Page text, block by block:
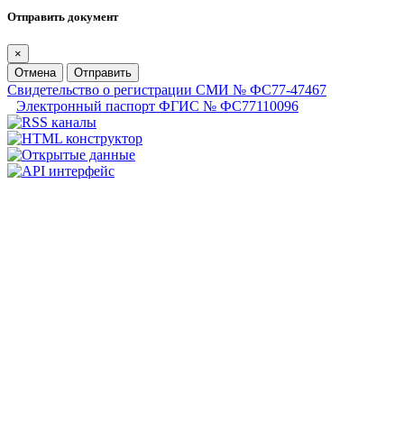
Отправить документ
×
Отмена
Отправить
Свидетельство о регистрации СМИ № ФС77-47467
Электронный паспорт ФГИС № ФС77110096